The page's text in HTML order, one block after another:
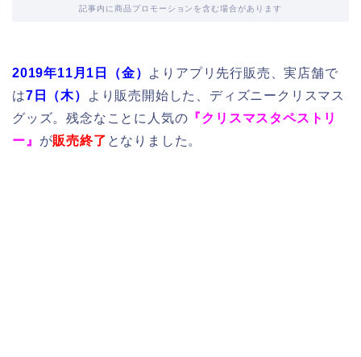
記事内に商品プロモーションを含む場合があります
2019年11月1日（金） よりアプリ先行販売、実店舗で
は7日（木）
より販売開始した、ディズニークリスマス
グッズ。残念なことに人気の 『クリスマスタペストリ
ー』 が販売終了 となりました。